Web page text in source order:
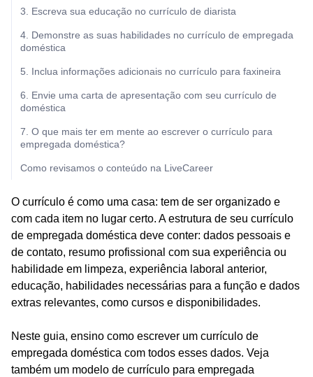
3. Escreva sua educação no currículo de diarista
4. Demonstre as suas habilidades no currículo de empregada
doméstica
5. Inclua informações adicionais no currículo para faxineira
6. Envie uma carta de apresentação com seu currículo de
doméstica
7. O que mais ter em mente ao escrever o currículo para
empregada doméstica?
Como revisamos o conteúdo na LiveCareer
O currículo é como uma casa: tem de ser organizado e
com cada item no lugar certo. A estrutura de seu currículo
de empregada doméstica deve conter: dados pessoais e
de contato, resumo profissional com sua experiência ou
habilidade em limpeza, experiência laboral anterior,
educação, habilidades necessárias para a função e dados
extras relevantes, como cursos e disponibilidades.
Neste guia, ensino como escrever um currículo de
empregada doméstica com todos esses dados. Veja
também um modelo de currículo para empregada